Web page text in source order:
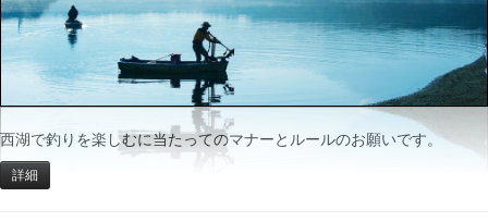
西湖で釣りを楽しむに当たってのマナーとルールのお願いです。
詳細